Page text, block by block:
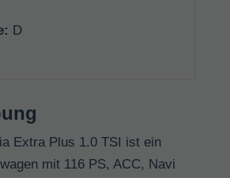
D
Extra Plus 1.0 TSI ist ein
mit 116 PS, ACC, Navi